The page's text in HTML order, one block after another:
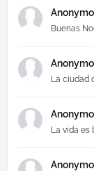
Buenas
La ciudad
La vida es